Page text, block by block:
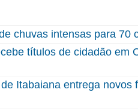
chuvas intensas para 70
títulos de cidadão em
Itabaiana entrega novos